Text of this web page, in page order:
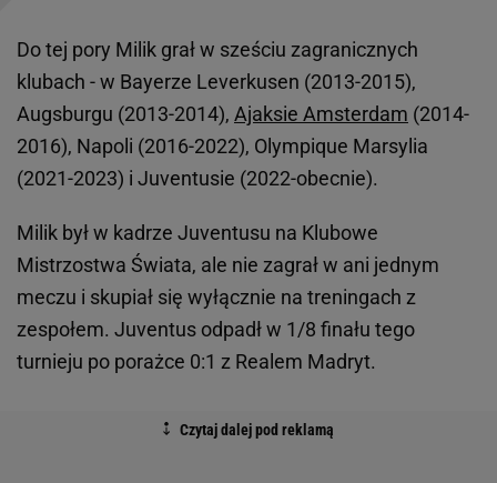
Do tej pory Milik grał w sześciu zagranicznych
klubach - w Bayerze Leverkusen (2013-2015),
Augsburgu (2013-2014), Ajaksie Amsterdam (2014-
2016), Napoli (2016-2022), Olympique Marsylia
(2021-2023) i Juventusie (2022-obecnie).
Milik był w kadrze Juventusu na Klubowe
Mistrzostwa Świata, ale nie zagrał w ani jednym
meczu i skupiał się wyłącznie na treningach z
zespołem. Juventus odpadł w 1/8 finału tego
turnieju po porażce 0:1 z Realem Madryt.